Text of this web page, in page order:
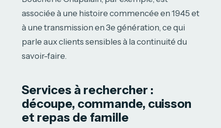
associée à une histoire commencée en 1945 et
à une transmission en 3e génération, ce qui
parle aux clients sensibles à la continuité du
savoir-faire.
Services à rechercher :
découpe, commande, cuisson
et repas de famille